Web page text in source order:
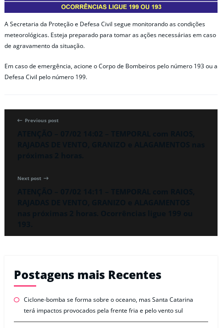
A Secretaria da Proteção e Defesa Civil segue monitorando as condições
meteorológicas. Esteja preparado para tomar as ações necessárias em caso
de agravamento da situação.
Em caso de emergência, acione o Corpo de Bombeiros pelo número 193 ou a
Defesa Civil pelo número 199.
Previous post
Next post
Postagens mais Recentes
Ciclone-bomba se forma sobre o oceano, mas Santa Catarina
terá impactos provocados pela frente fria e pelo vento sul